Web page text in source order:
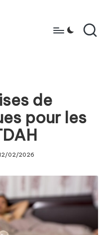
de
pour les
02/2026